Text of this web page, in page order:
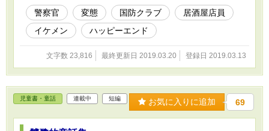
警察官 変態 国防クラブ
居酒屋店員
イケメン
ハッピーエンド
文字数 23,816 最終更新日 2019.03.20 登録日 2019.03.13
児童書・童話 連載中 短編 お気に入りに追加 69